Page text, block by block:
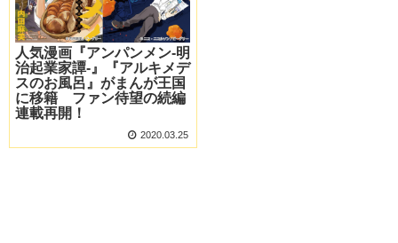
人気漫画『アンパンメン-明
治起業家譚-』『アルキメデ
スのお風呂』がまんが王国
に移籍 ファン待望の続編
連載再開！
2020.03.25